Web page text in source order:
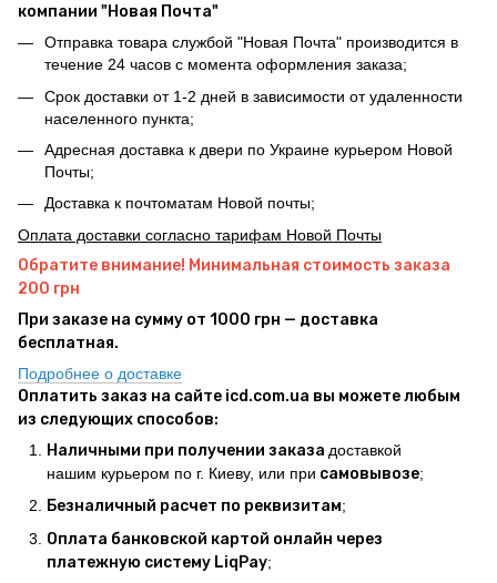
компании "Новая Почта"
Отправка товара службой "Новая Почта" производится в
течение 24 часов с момента оформления заказа;
Срок доставки от 1-2 дней в зависимости от удаленности
населенного пункта;
Адресная доставка к двери по Украине курьером Новой
Почты;
Доставка к почтоматам Новой почты;
Оплата доставки согласно тарифам Новой Почты
Обратите внимание! Минимальная стоимость заказа
200 грн
При заказе на сумму от 1000 грн — доставка
бесплатная.
Подробнее о доставке
Оплатить заказ на сайте icd.com.ua вы можете любым
из следующих способов:
Наличными при получении заказа доставкой
нашим курьером по г. Киеву, или при самовывозе;
Безналичный расчет по реквизитам;
Оплата банковской картой онлайн через
платежную систему LiqPay;